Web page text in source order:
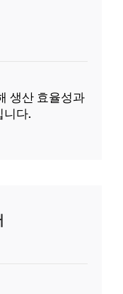
생산 효율성과
니다.